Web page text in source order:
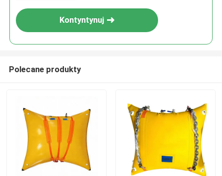
Kontyntynuj
Polecane produkty